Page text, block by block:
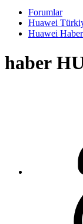
Forumlar
Huawei
Huawei
haber